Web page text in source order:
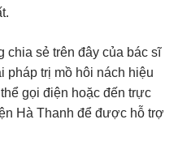
chia sẻ trên đây của bác sĩ
pháp trị mồ hôi nách hiệu
gọi điện hoặc đến trực
Hà Thanh để được hỗ trợ